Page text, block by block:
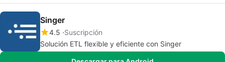
Singer
4.5 Suscripción
Solución ETL flexible y eficiente con Singer